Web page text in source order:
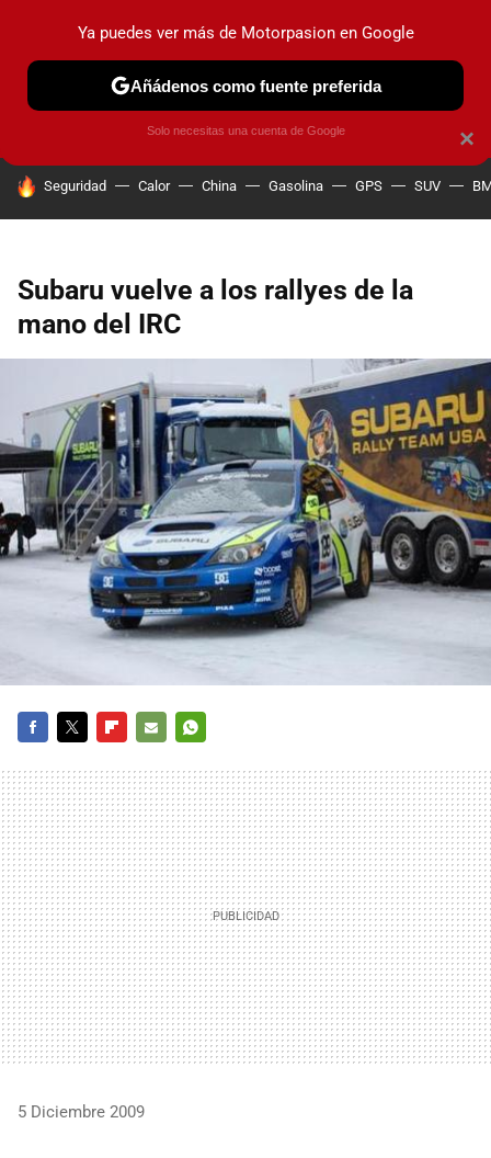
PRUEBAS COCHES ELÉCTRICOS OBSERVATORIO
HOY SE HABLA DE
Seguridad Calor China Gasolina GPS SUV
Subaru vuelve a los rallyes de la
mano del IRC
MAIL
5 Diciembre 2009
×
Ya puedes ver más de Motorpasion en Google
Añádenos como fuente preferida
Solo necesitas una cuenta de Google